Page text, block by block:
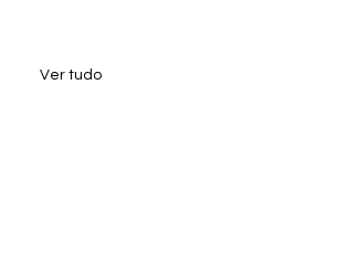
Ver tudo